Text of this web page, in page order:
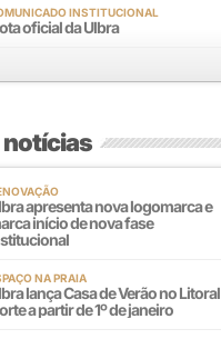
INSTITUCIONAL
oficial da Ulbra
notícias
apresenta nova logomarca e
início de nova fase
NA PRAIA
lança Casa de Verão no Litoral
a partir de 1º de janeiro